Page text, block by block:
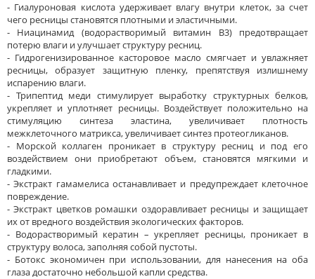
- Гиалуроновая кислота удерживает влагу внутри клеток, за счет
чего ресницы становятся плотными и эластичными.
- Ниацинамид (водорастворимый витамин В3) предотвращает
потерю влаги и улучшает структуру ресниц.
- Гидрогенизированное касторовое масло смягчает и увлажняет
ресницы, образует защитную пленку, препятствуя излишнему
испарению влаги.
- Трипептид меди стимулирует выработку структурных белков,
укрепляет и уплотняет ресницы. Воздействует положительно на
стимуляцию синтеза эластина, увеличивает плотность
межклеточного матрикса, увеличивает синтез протеогликанов.
- Морской коллаген проникает в структуру ресниц и под его
воздействием они приобретают объем, становятся мягкими и
гладкими.
- Экстракт гамамелиса останавливает и предупреждает клеточное
повреждение.
- Экстракт цветков ромашки оздоравливает ресницы и защищает
их от вредного воздействия экологических факторов.
- Водорастворимый кератин – укрепляет ресницы, проникает в
структуру волоса, заполняя собой пустоты.
- Ботокс экономичен при использовании, для нанесения на оба
глаза достаточно небольшой капли средства.